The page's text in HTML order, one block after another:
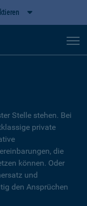
Stelle stehen. Bei
private
die
können. Oder
und
den Ansprüchen